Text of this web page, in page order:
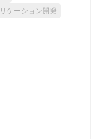
ケーション開発